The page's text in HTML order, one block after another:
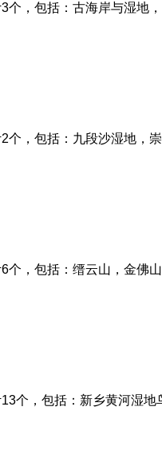
个，包括：古海岸与湿地
个，包括：九段沙湿地，崇
个，包括：缙云山，金佛
个，包括：新乡黄河湿